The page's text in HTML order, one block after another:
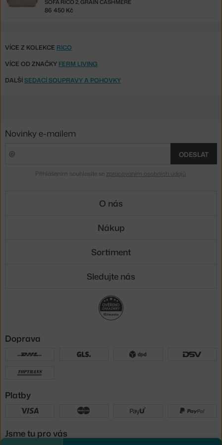
SOFA RICO 2, GRAIN CASHMERE
86 450 Kč
VÍCE Z KOLEKCE RICO
VÍCE OD ZNAČKY FERM LIVING
DALŠÍSEDACÍ SOUPRAVY A POHOVKY
Novinky e-mailem
ODESLAT
Přihlášením souhlasíte se zpracováním osobních údajů
O nás
Nákup
Sortiment
Sledujte nás
Doprava
Platby
Jsme tu pro vás